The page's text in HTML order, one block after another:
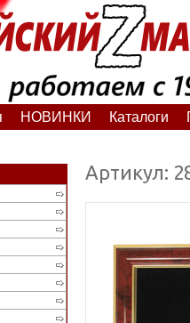
НОВИНКИ Каталоги
Артикул: